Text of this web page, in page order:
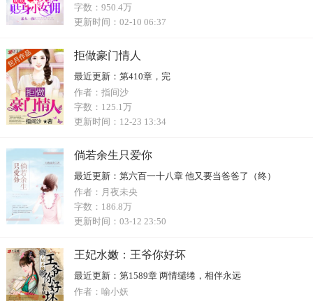
字数： 950.4万
更新时间： 02-10 06:37
拒做豪门情人
最近更新： 第410章，完
作者： 指间沙
字数： 125.1万
更新时间： 12-23 13:34
倘若余生只爱你
最近更新： 第六百一十八章 他又要当爸爸了（终）
作者： 月夜未央
字数： 186.8万
更新时间： 03-12 23:50
王妃水嫩：王爷你好坏
最近更新： 第1589章 两情缱绻，相伴永远
作者： 喻小妖